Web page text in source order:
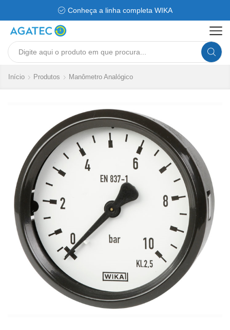
Conheça a linha completa WIKA
Search
Início Produtos Manômetro Analógico